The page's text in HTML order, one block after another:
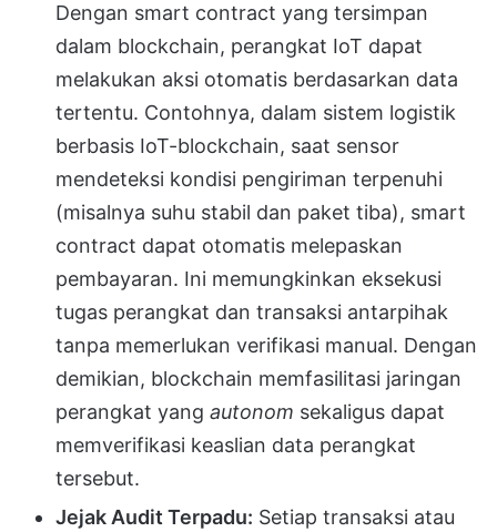
Dengan smart contract yang tersimpan
dalam blockchain, perangkat IoT dapat
melakukan aksi otomatis berdasarkan data
tertentu. Contohnya, dalam sistem logistik
berbasis IoT-blockchain, saat sensor
mendeteksi kondisi pengiriman terpenuhi
(misalnya suhu stabil dan paket tiba), smart
contract dapat otomatis melepaskan
pembayaran. Ini memungkinkan eksekusi
tugas perangkat dan transaksi antarpihak
tanpa memerlukan verifikasi manual. Dengan
demikian, blockchain memfasilitasi jaringan
perangkat yang autonom sekaligus dapat
memverifikasi keaslian data perangkat
tersebut.
Jejak Audit Terpadu: Setiap transaksi atau